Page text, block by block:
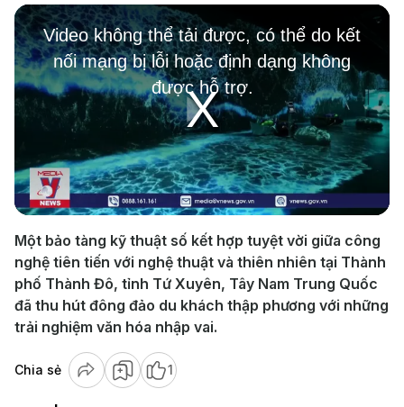
Play
Video
This
is
a
modal
window.
Video không thể tải được, có thể do kết
nối mạng bị lỗi hoặc định dạng không
được hỗ trợ.
Một bảo tàng kỹ thuật số kết hợp tuyệt vời giữa công
nghệ tiên tiến với nghệ thuật và thiên nhiên tại Thành
phố Thành Đô, tỉnh Tứ Xuyên, Tây Nam Trung Quốc
đã thu hút đông đảo du khách thập phương với những
trải nghiệm văn hóa nhập vai.
Chia sẻ 1